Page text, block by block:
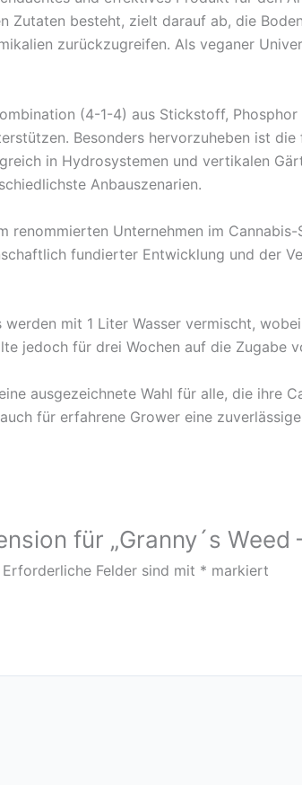
Zutaten besteht, zielt darauf ab, die
zurückzugreifen. Als veganer
(4-1-4) aus Stickstoff,
Besonders hervorzuheben ist
in Hydrosystemen und vertikalen
Anbauszenarien.
renommierten Unternehmen im
fundierter Entwicklung und der
mit 1 Liter Wasser vermischt,
jedoch für drei Wochen auf die Zugabe
ausgezeichnete Wahl für alle, die
für erfahrene Grower eine
für „Granny´s Weed
Erforderliche Felder sind mit * markiert